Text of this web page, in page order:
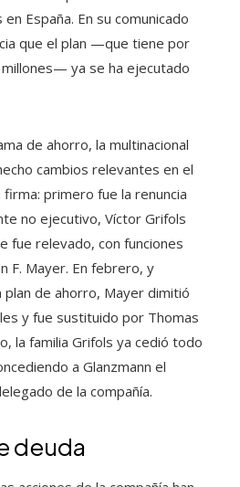
España. En su comunicado
que el plan —que tiene por
ya se ha ejecutado
de ahorro, la multinacional
cambios relevantes en el
primero fue la renuncia
no ejecutivo, Víctor Grifols
fue relevado, con funciones
F. Mayer. En febrero, y
plan de ahorro, Mayer dimitió
y fue sustituido por Thomas
la familia Grifols ya cedió todo
a Glanzmann el
de la compañía.
deuda